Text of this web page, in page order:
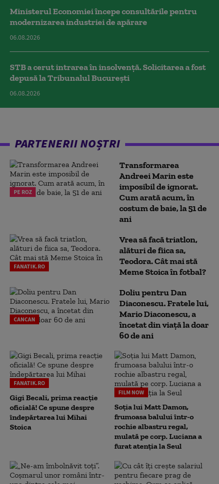
Ministerul Economiei începe consultările pentru
modernizarea industriei de apărare
06.08.2026
STB a cerut intrarea în insolvență. Solicitarea a fost
depusă la Tribunalul București
06.08.2026
PARTENERII NOȘTRI
PE ROZ
Transformarea
Andreei Marin este
imposibil de ignorat.
Cum arată acum, în
costum de baie, la 51 de
ani
FANATIK.RO
Vrea să facă triatlon,
alături de fiica sa,
Teodora. Cât mai stă
Meme Stoica în fotbal?
CANCAN
Doliu pentru Dan
Diaconescu. Fratele lui,
Mario Diaconescu, a
încetat din viață la doar
60 de ani
FANATIK.RO
Gigi Becali, prima reacție
oficială! Ce spune despre
îndepărtarea lui Mihai
Stoica
FILM NOW
Soția lui Matt Damon,
frumoasa balului într-o
rochie albastru regal,
mulată pe corp. Luciana a
furat atenția la Seul